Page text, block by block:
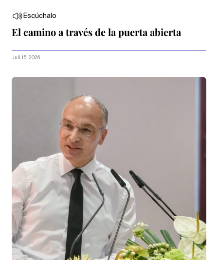
Escúchalo
El camino a través de la puerta abierta
Juli 15, 2026